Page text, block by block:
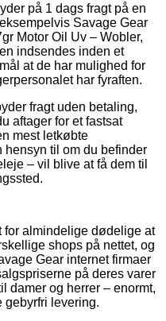
på 1 dags fragt på en
Savage Gear
Motor Oil Uv – Wobler,
indsendes inden et
at de har mulighed for
har fyraften.
fragt uden betaling,
aftager for et fastsat
mest letkøbte
hensyn til om du befinder
– vil blive at få dem til
for almindelige dødelige at
shops på nettet, og
Gear internet firmaer
på deres varer
damer og herrer – enormt,
gebyrfri levering.